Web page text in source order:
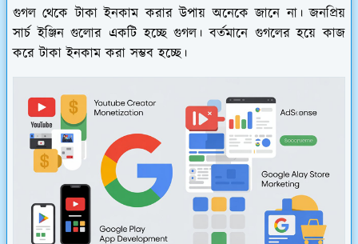
গুগল থেকে টাকা ইনকাম করার উপায় অনেকে জানে না। জনপ্রিয়
সার্চ ইঞ্জিন গুলোর একটি হচ্ছে গুগল। বর্তমানে গুগলের হয়ে কাজ
করে টাকা ইনকাম করা সম্ভব হচ্ছে।